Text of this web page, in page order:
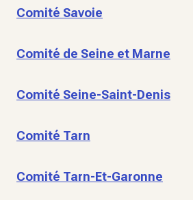
Comité Savoie
Comité de Seine et Marne
Comité Seine-Saint-Denis
Comité Tarn
Comité Tarn-Et-Garonne